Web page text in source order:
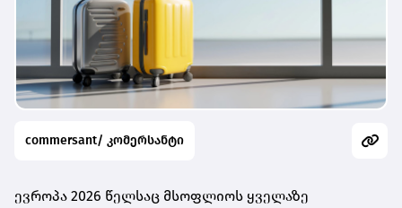
commersant/ კომერსანტი
ევროპა 2026 წელსაც მსოფლიოს ყველაზე